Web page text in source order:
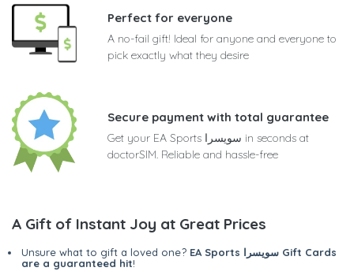
Perfect for everyone
A no-fail gift! Ideal for anyone and everyone to
pick exactly what they desire
Secure payment with total guarantee
Get your EA Sports سويسرا in seconds at
doctorSIM. Reliable and hassle-free
A Gift of Instant Joy at Great Prices
Unsure what to gift a loved one? EA Sports سويسرا Gift Cards
are a guaranteed hit!